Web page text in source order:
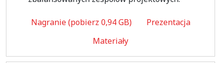
Nagranie (pobierz 0,94 GB)
Prezentacja
Materiały